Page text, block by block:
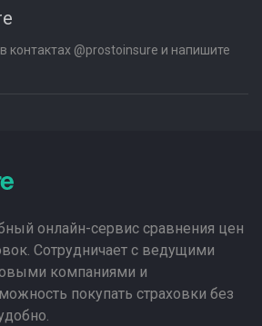
контактах @prostoinsure и напишите
онлайн-сервис сравнения цен
Сотрудничает с ведущими
компаниями и
покупать страховки без